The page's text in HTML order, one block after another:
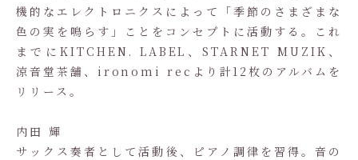
機的なエレクトロニクスによって「季節のさまざまな
色の実を鳴らす」ことをコンセプトに活動する。これ
までにKITCHEN. LABEL、STARNET MUZIK、
涼音堂茶舗、ironomi recより計12枚のアルバムを
リリース。
内田 輝
サックス奏者として活動後、ピアノ調律を習得。音の